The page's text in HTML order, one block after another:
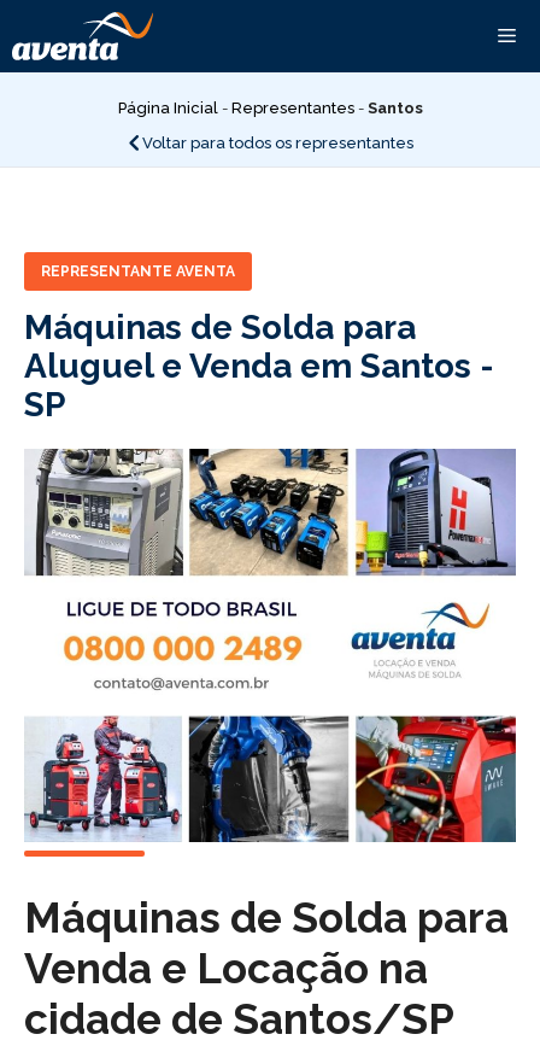
para
o
Página Inicial- Representantes- Santos
Voltar para todos os representantes
REPRESENTANTE AVENTA
Máquinas de Solda para
Aluguel e Venda em Santos -
SP
Máquinas de Solda para
Venda e Locação na
cidade de Santos/SP